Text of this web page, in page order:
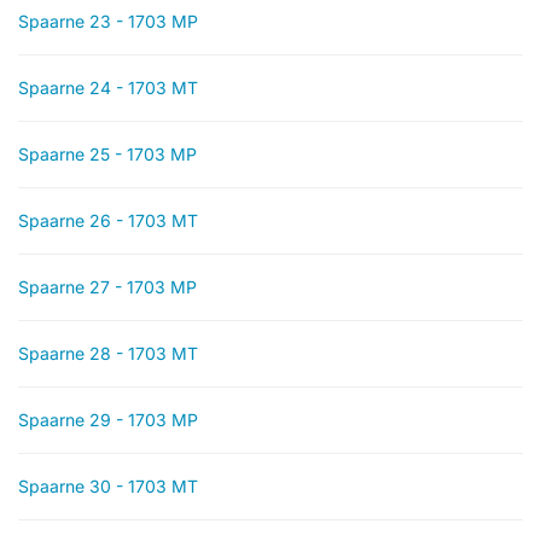
Spaarne 23 - 1703 MP
Spaarne 24 - 1703 MT
Spaarne 25 - 1703 MP
Spaarne 26 - 1703 MT
Spaarne 27 - 1703 MP
Spaarne 28 - 1703 MT
Spaarne 29 - 1703 MP
Spaarne 30 - 1703 MT